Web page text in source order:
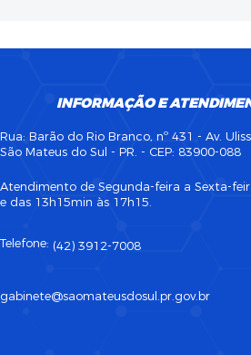
INFORMAÇÃO E
Rua: Barão do Rio Branco, nº 431 - Av.
São Mateus do Sul - PR. - CEP: 83900-088
Atendimento de Segunda-feira a Sexta-
e das 13h15min às 17h15.
Telefone: (42) 3912-7008
gabinete@saomateusdosul.pr.gov.br